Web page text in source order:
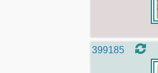
399185